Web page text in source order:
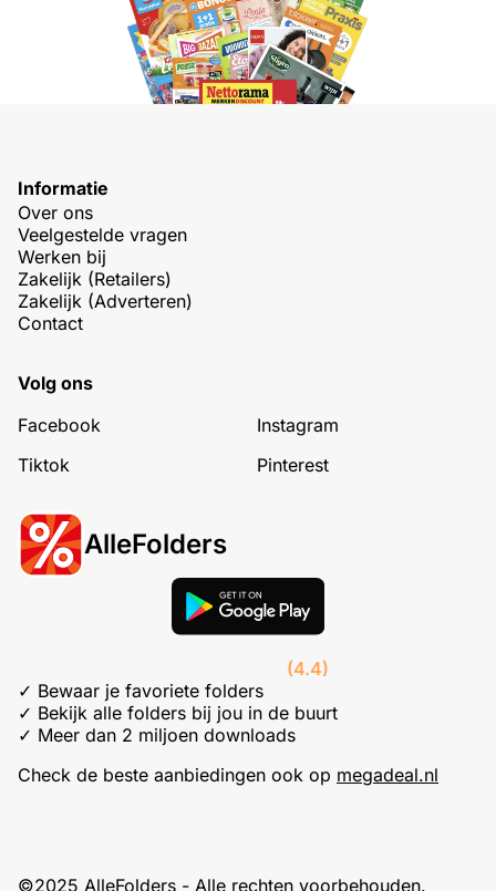
Informatie
Over ons
Veelgestelde vragen
Werken bij
Zakelijk (Retailers)
Zakelijk (Adverteren)
Contact
Volg ons
Facebook
Instagram
Tiktok
Pinterest
AlleFolders
(4.4)
✓ Bewaar je favoriete folders
✓ Bekijk alle folders bij jou in de buurt
✓ Meer dan 2 miljoen downloads
Check de beste aanbiedingen ook op megadeal.nl
©2025 AlleFolders - Alle rechten voorbehouden.